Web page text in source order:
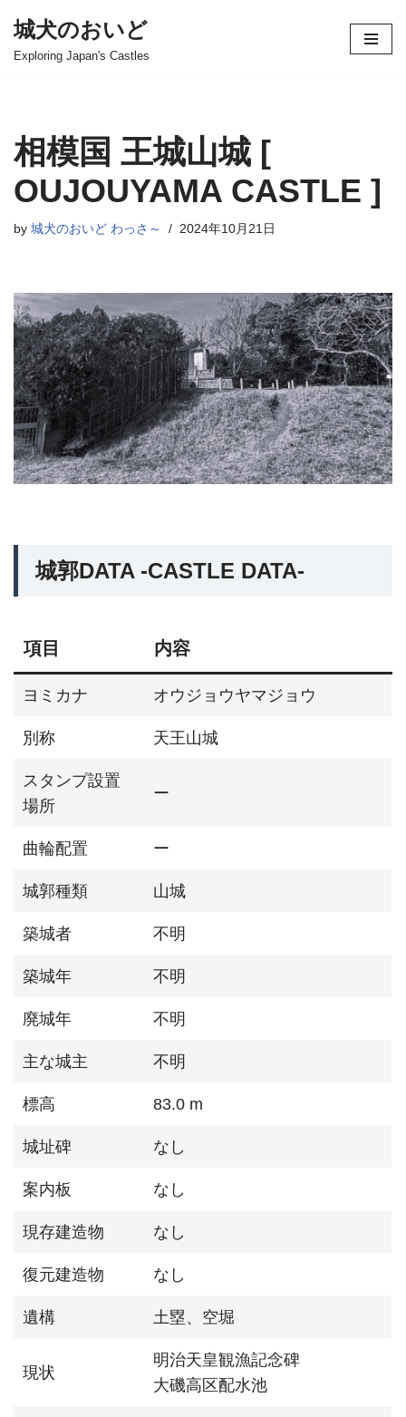
コ
ツ
へ
ス
キ
ッ
城犬のおいど
Exploring Japan's Castles
相模国 王城山城 [
OUJOUYAMA CASTLE ]
by 城犬のおいど わっさ～ 2024年10月21日
城郭DATA -CASTLE DATA-
項目 内容
ヨミカナ オウジョウヤマジョウ
別称 天王山城
スタンプ設置
場所
ー
曲輪配置 ー
城郭種類 山城
築城者 不明
築城年 不明
廃城年 不明
主な城主 不明
標高 83.0 m
城址碑 なし
案内板 なし
現存建造物 なし
復元建造物 なし
遺構 土塁、空堀
現状
明治天皇観漁記念碑
大磯高区配水池